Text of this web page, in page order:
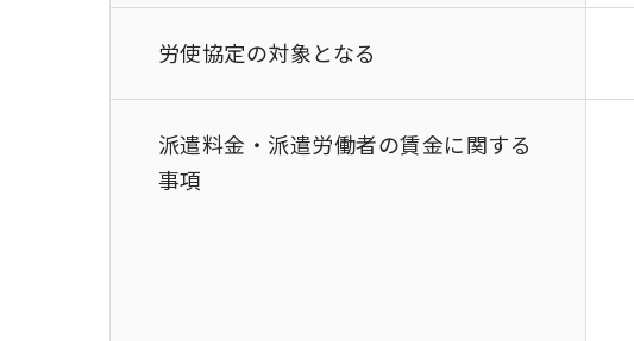
労使協定の対象となる
派遣料金・派遣労働者の賃金に関する
事項